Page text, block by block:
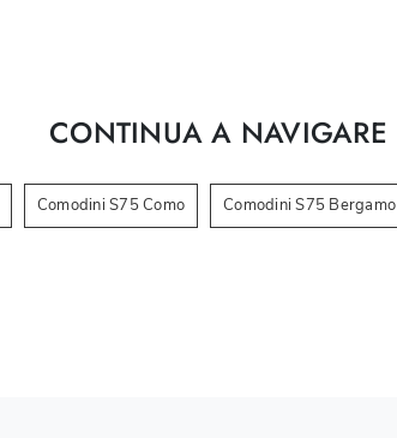
CONTINUA A NAVIGARE
Comodini S75 Como Comodini S75 Bergamo